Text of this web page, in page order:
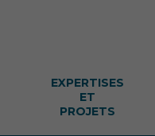
EXPERTISES
ET
PROJETS